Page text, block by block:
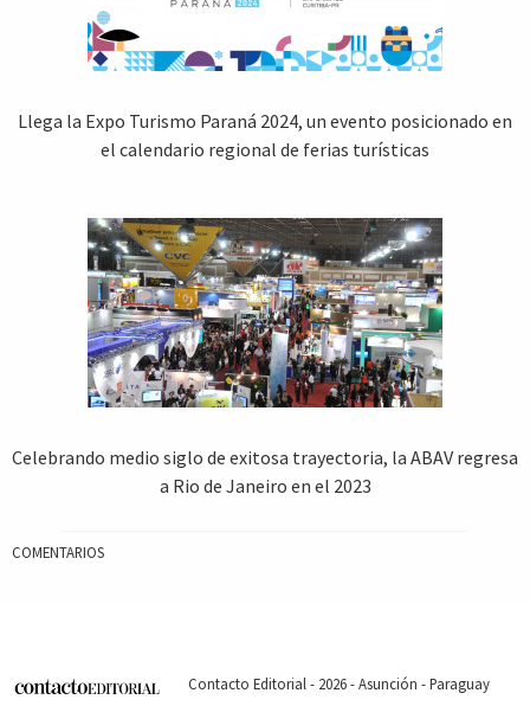
Llega la Expo Turismo Paraná 2024, un evento posicionado en
el calendario regional de ferias turísticas
Celebrando medio siglo de exitosa trayectoria, la ABAV regresa
a Rio de Janeiro en el 2023
COMENTARIOS
Contacto Editorial - 2026 - Asunción - Paraguay